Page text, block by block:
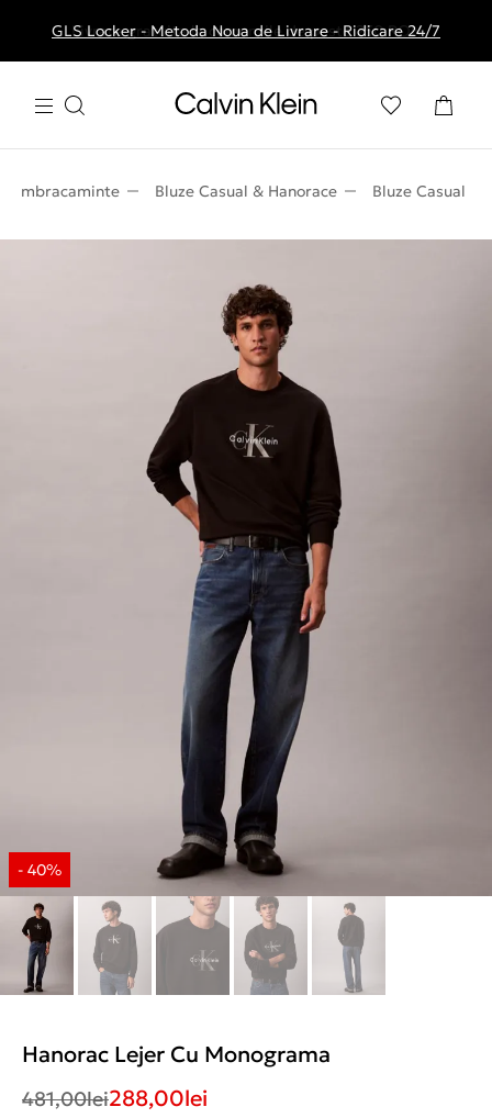
Livrare gratuita la comenzile de peste 250 RON
GLS Locker - Metoda Noua de Livrare - Ridicare 24/7
Imbracaminte Bluze Casual & Hanorace Bluze Casual
Hanorac Lejer Cu Monograma
481,00lei288,00lei